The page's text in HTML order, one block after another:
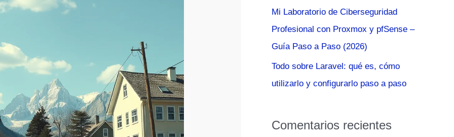
Mi Laboratorio de Ciberseguridad
Profesional con Proxmox y pfSense –
Guía Paso a Paso (2026)
Todo sobre Laravel: qué es, cómo
utilizarlo y configurarlo paso a paso
Comentarios recientes